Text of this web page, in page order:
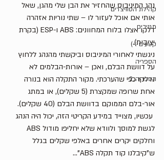
קהילת הסוויצ'רים
מגניבים
קטעים :-)
הספריה
הספריה_2
נהג המיניבוס שהחזיר את הבן שלי מהגן, שאל
אותי אם אוכל לעזור לו – שתי נוריות אזהרה
דלקו אצלו בלוח המחוונים: ABS ו-ESP (בקרת
יציבות).
ניגשתי לאחורי המיניבוס וביקשתי מהנהג ללחוץ
על דוושת הבלם, ואכן – אורות-הבלמים לא
נדלקו כפי שהערכתי. מקור התקלה הוא בנורה
אחת שרופה שמקצרת (5 שקלים), או במתג
אור-בלם הממוקם בדוושת הבלם (40 שקלים).
עכשיו, מצוייד במידע הקריטי הזה, יכול היה הנהג
וחלקים יקרים אחרים באלפי שקלים בגלל
ש"קיבלנו קוד תקלה ABS"...